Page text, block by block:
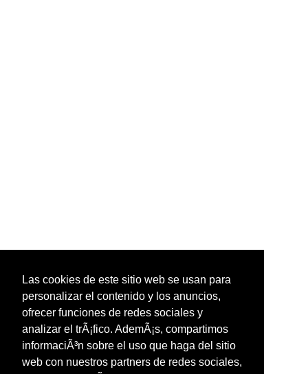
Las cookies de este sitio web se usan para
personalizar el contenido y los anuncios,
ofrecer funciones de redes sociales y
analizar el trÃ¡fico. AdemÃ¡s, compartimos
informaciÃ³n sobre el uso que haga del sitio
web con nuestros partners de redes sociales,